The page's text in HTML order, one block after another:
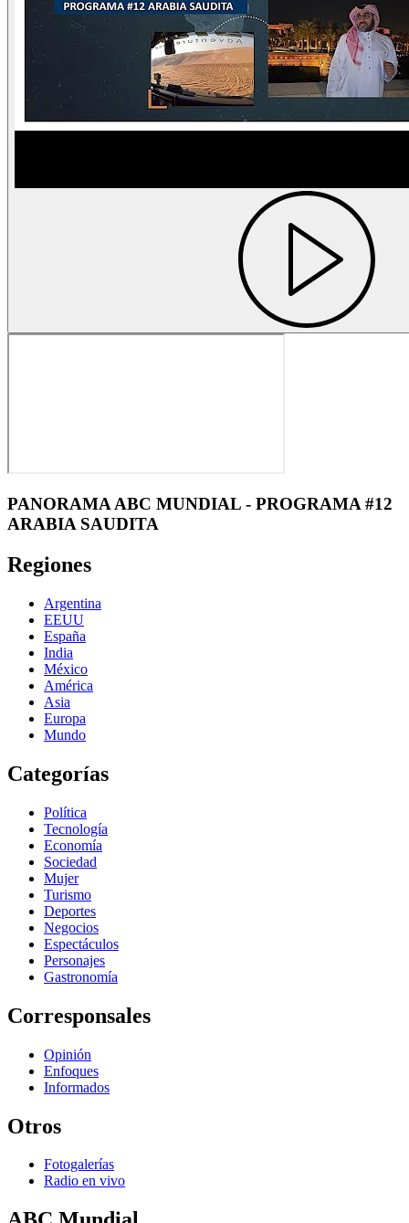
PANORAMA ABC MUNDIAL - PROGRAMA #12
ARABIA SAUDITA
Regiones
Argentina
EEUU
España
India
México
América
Asia
Europa
Mundo
Categorías
Política
Tecnología
Economía
Sociedad
Mujer
Turismo
Deportes
Negocios
Espectáculos
Personajes
Gastronomía
Corresponsales
Opinión
Enfoques
Informados
Otros
Fotogalerías
Radio en vivo